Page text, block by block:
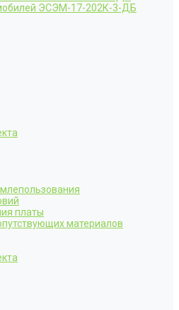
ЭСЭМ-17-202К-3-ДБ
платы
материалов